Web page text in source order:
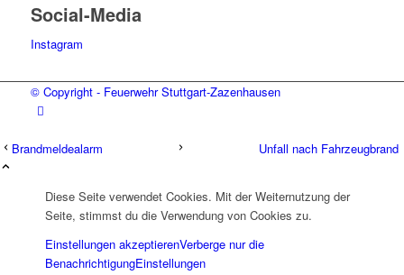
Social-Media
Instagram
© Copyright - Feuerwehr Stuttgart-Zazenhausen
Brandmeldealarm Unfall nach Fahrzeugbrand
Diese Seite verwendet Cookies. Mit der Weiternutzung der
Seite, stimmst du die Verwendung von Cookies zu.
Einstellungen akzeptierenVerberge nur die
BenachrichtigungEinstellungen